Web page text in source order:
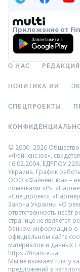
Приложение от
О НАС РЕДАКЦИЯ
ПОЛИТИКА ИИ
СПЕЦПРОЕКТЫ
© 2000–2026 Общество
«Файненс.юа»,
16.02.2004, ЕДРПОУ
Украина. График
ООО «Файненс.юа» –
пометками «Р»,
«Спецпроект»,
Закона Украины «О
ответственность
странице не является
банком информацию о
официальном сайте
материалов и данных с
https://finance.ua.
Мы не взимаем плату
предложений в